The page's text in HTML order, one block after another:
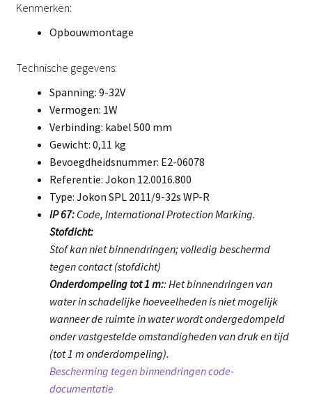
Kenmerken:
Opbouwmontage
Technische gegevens:
Spanning: 9-32V
Vermogen: 1W
Verbinding: kabel 500 mm
Gewicht: 0,11 kg
Bevoegdheidsnummer: E2-06078
Referentie: Jokon 12.0016.800
Type: Jokon SPL 2011/9-32s WP-R
IP 67:Code, International Protection Marking.
Stofdicht:
Stof kan niet binnendringen; volledig beschermd
tegen contact (stofdicht)
Onderdompeling tot 1 m:: Het binnendringen van
water in schadelijke hoeveelheden is niet mogelijk
wanneer de ruimte in water wordt ondergedompeld
onder vastgestelde omstandigheden van druk en tijd
(tot 1 m onderdompeling).
Bescherming tegen binnendringen code-
documentatie